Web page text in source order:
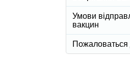
Умови
вакцин
Пожаловаться